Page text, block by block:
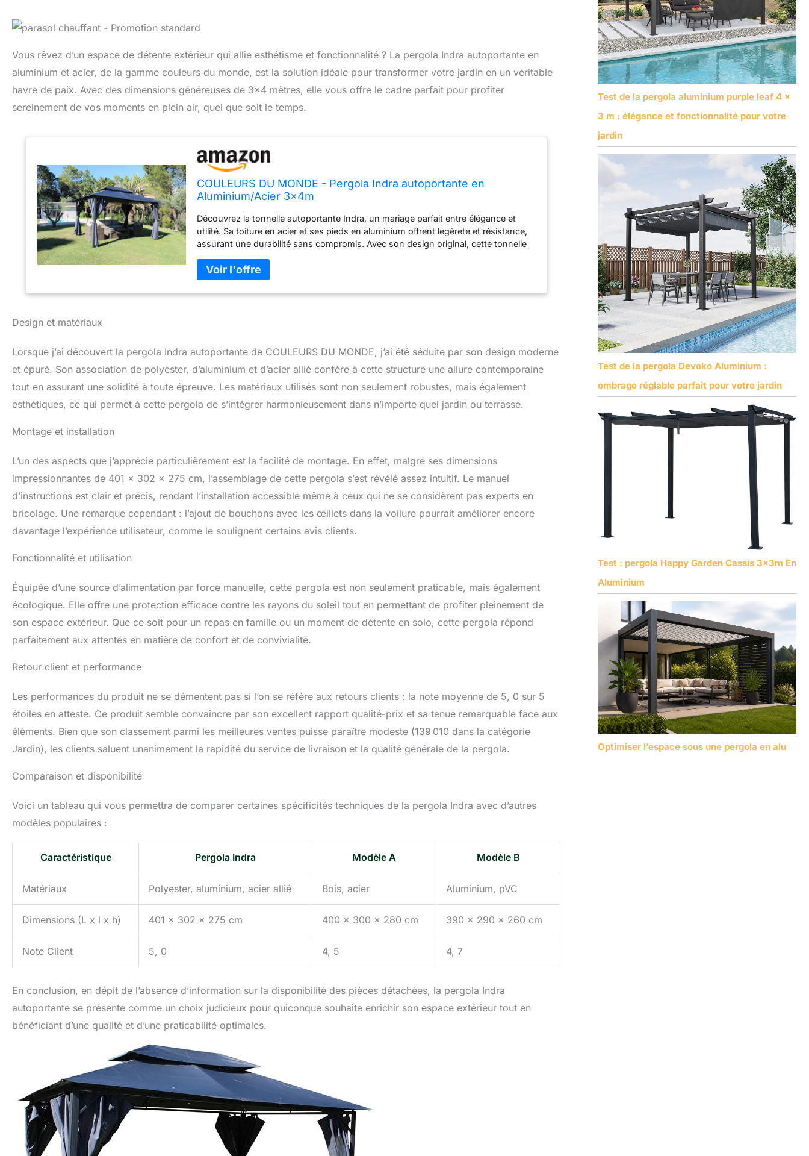
Vous rêvez d’un espace de détente extérieur qui allie esthétisme et fonctionnalité ? La pergola Indra autoportante en
aluminium et acier, de la gamme couleurs du monde, est la solution idéale pour transformer votre jardin en un véritable
havre de paix. Avec des dimensions généreuses de 3×4 mètres, elle vous offre le cadre parfait pour profiter
sereinement de vos moments en plein air, quel que soit le temps.
COULEURS DU MONDE - Pergola Indra autoportante en
Aluminium/Acier 3x4m
Découvrez la tonnelle autoportante Indra, un mariage parfait entre élégance et
utilité. Sa toiture en acier et ses pieds en aluminium offrent légèreté et résistance,
assurant une durabilité sans compromis. Avec son design original, cette tonnelle
gris anthracite intemporel. Non seulement ces rideaux vous protègent des rayons
du soleil, mais également préservent votre intimité tout en laissant filtrer la lumière
naturelle. Sa toiture, composée de deux toiles en polyester 200 gr/m² (une grande
design en font un élément central de votre espace extérieur. Ne manquez pas
l'opportunité de créer des souvenirs inoubliables avec cette tonnelle
exceptionnelle !
Design et matériaux
Lorsque j’ai découvert la pergola Indra autoportante de COULEURS DU MONDE, j’ai été séduite par son design moderne
et épuré. Son association de polyester, d’aluminium et d’acier allié confère à cette structure une allure contemporaine
tout en assurant une solidité à toute épreuve. Les matériaux utilisés sont non seulement robustes, mais également
esthétiques, ce qui permet à cette pergola de s’intégrer harmonieusement dans n’importe quel jardin ou terrasse.
Montage et installation
L’un des aspects que j’apprécie particulièrement est la facilité de montage. En effet, malgré ses dimensions
impressionnantes de 401 x 302 x 275 cm, l’assemblage de cette pergola s’est révélé assez intuitif. Le manuel
d’instructions est clair et précis, rendant l’installation accessible même à ceux qui ne se considèrent pas experts en
bricolage. Une remarque cependant : l’ajout de bouchons avec les œillets dans la voilure pourrait améliorer encore
davantage l’expérience utilisateur, comme le soulignent certains avis clients.
Fonctionnalité et utilisation
Équipée d’une source d’alimentation par force manuelle, cette pergola est non seulement praticable, mais également
écologique. Elle offre une protection efficace contre les rayons du soleil tout en permettant de profiter pleinement de
son espace extérieur. Que ce soit pour un repas en famille ou un moment de détente en solo, cette pergola répond
parfaitement aux attentes en matière de confort et de convivialité.
Retour client et performance
Les performances du produit ne se démentent pas si l’on se réfère aux retours clients : la note moyenne de 5, 0 sur 5
étoiles en atteste. Ce produit semble convaincre par son excellent rapport qualité-prix et sa tenue remarquable face aux
éléments. Bien que son classement parmi les meilleures ventes puisse paraître modeste (139 010 dans la catégorie
Jardin), les clients saluent unanimement la rapidité du service de livraison et la qualité générale de la pergola.
Comparaison et disponibilité
Voici un tableau qui vous permettra de comparer certaines spécificités techniques de la pergola Indra avec d’autres
modèles populaires :
Caractéristique Pergola Indra Modèle A Modèle B
Matériaux Polyester, aluminium, acier allié Bois, acier Aluminium, pVC
Dimensions (L x l x h) 401 x 302 x 275 cm 400 x 300 x 280 cm 390 x 290 x 260 cm
Note Client 5, 0 4, 5 4, 7
En conclusion, en dépit de l’absence d’information sur la disponibilité des pièces détachées, la pergola Indra
autoportante se présente comme un choix judicieux pour quiconque souhaite enrichir son espace extérieur tout en
bénéficiant d’une qualité et d’une praticabilité optimales.
Test de la pergola aluminium purple leaf 4 x
3 m : élégance et fonctionnalité pour votre
jardin
Test de la pergola Devoko Aluminium :
ombrage réglable parfait pour votre jardin
Test : pergola Happy Garden Cassis 3x3m En
Aluminium
Optimiser l’espace sous une pergola en alu